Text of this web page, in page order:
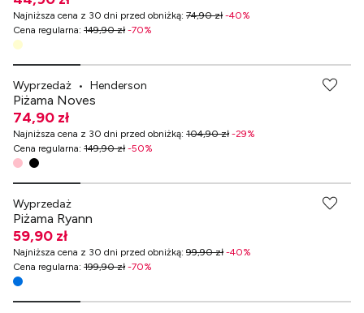
Najniższa cena z 30 dni przed obniżką: 74,90 zł -40%
Cena regularna: 149,90 zł -70%
Wyprzedaż • Henderson
Piżama Noves
74,90 zł
Najniższa cena z 30 dni przed obniżką: 104,90 zł -29%
Cena regularna: 149,90 zł -50%
-70% przy zakupach za min. 349 zł
Wyprzedaż
Piżama Ryann
59,90 zł
Najniższa cena z 30 dni przed obniżką: 99,90 zł -40%
Cena regularna: 199,90 zł -70%